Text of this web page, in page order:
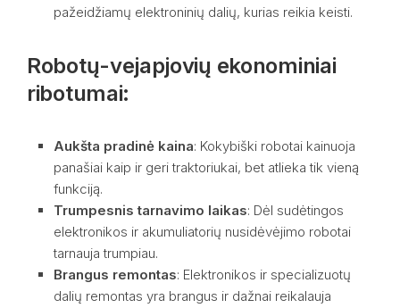
pažeidžiamų elektroninių dalių, kurias reikia keisti.
Robotų-vejapjovių ekonominiai
ribotumai:
Aukšta pradinė kaina: Kokybiški robotai kainuoja
panašiai kaip ir geri traktoriukai, bet atlieka tik vieną
funkciją.
Trumpesnis tarnavimo laikas: Dėl sudėtingos
elektronikos ir akumuliatorių nusidėvėjimo robotai
tarnauja trumpiau.
Brangus remontas: Elektronikos ir specializuotų
dalių remontas yra brangus ir dažnai reikalauja